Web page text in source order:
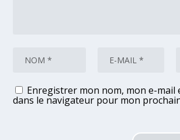
Enregistrer mon nom, mon e-mail
dans le navigateur pour mon